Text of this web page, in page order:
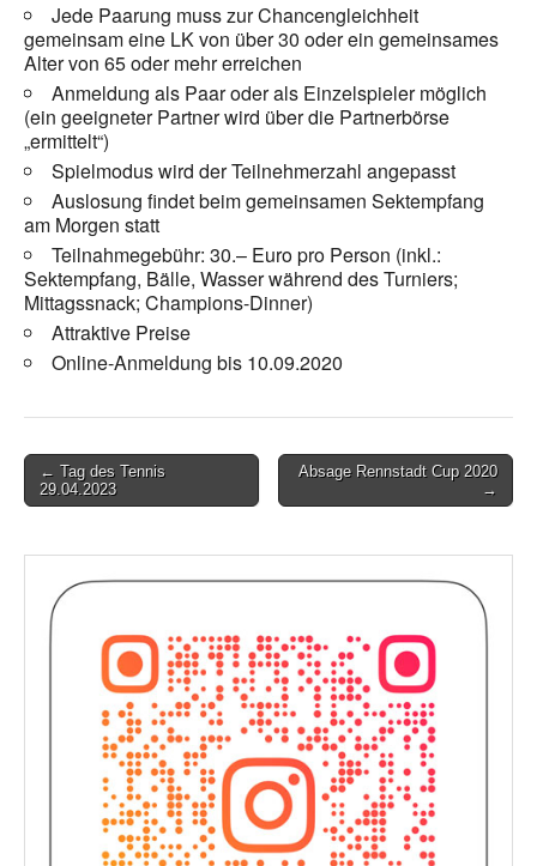
Jede Paarung muss zur Chancengleichheit
gemeinsam eine LK von über 30 oder ein gemeinsames
Alter von 65 oder mehr erreichen
Anmeldung als Paar oder als Einzelspieler möglich
(ein geeigneter Partner wird über die Partnerbörse
„ermittelt“)
Spielmodus wird der Teilnehmerzahl angepasst
Auslosung findet beim gemeinsamen Sektempfang
am Morgen statt
Teilnahmegebühr: 30.– Euro pro Person (inkl.:
Sektempfang, Bälle, Wasser während des Turniers;
Mittagssnack; Champions-Dinner)
Attraktive Preise
Online-Anmeldung bis 10.09.2020
Post
navigation
← Tag des Tennis
29.04.2023
Absage Rennstadt Cup 2020
→